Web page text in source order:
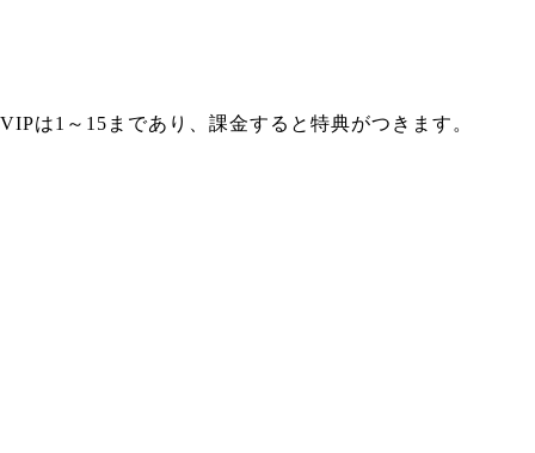
VIPは1～15まであり、課金すると特典がつきます。